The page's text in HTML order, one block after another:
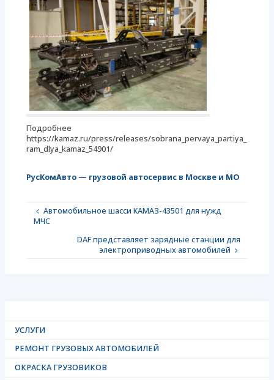
Подробнее
https://kamaz.ru/press/releases/sobrana_pervaya_partiya_
ram_dlya_kamaz_54901/
РусКомАвто — грузовой автосервис в Москве и МО
Автомобильное шасси КАМАЗ-43501 для нужд
МЧС
DAF представляет зарядные станции для
электроприводных автомобилей
УСЛУГИ
РЕМОНТ ГРУЗОВЫХ АВТОМОБИЛЕЙ
ОКРАСКА ГРУЗОВИКОВ